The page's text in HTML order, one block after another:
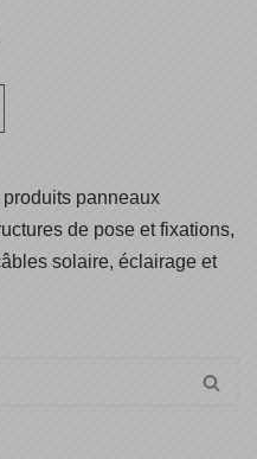
panneaux
de pose et fixations,
solaire, éclairage et